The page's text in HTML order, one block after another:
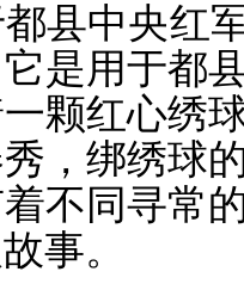
县中央红
是用于都
颗红心绣
，绑绣球
不同寻常
事。